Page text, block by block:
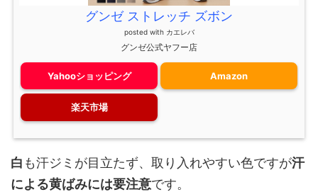
グンゼ ストレッチ ズボン
posted with カエレバ
グンゼ公式ヤフー店
Yahooショッピング Amazon
楽天市場
白 も汗ジミが目立たず、取り入れやすい色ですが汗
による黄ばみには要注意です。